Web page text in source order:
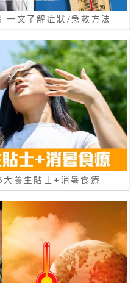
一文了解症狀/急救方法
養生貼士+消暑食療